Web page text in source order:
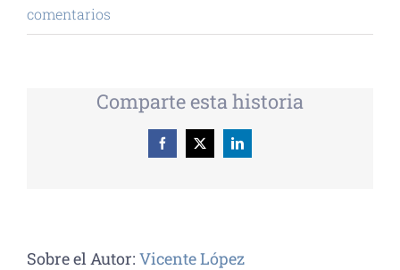
comentarios
Comparte esta historia
Facebook
X LinkedIn
Sobre el Autor: Vicente López